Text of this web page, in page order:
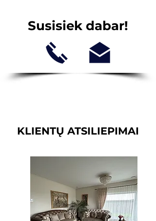
Susisiek dabar!
KLIENTŲ ATSILIEPIMAI